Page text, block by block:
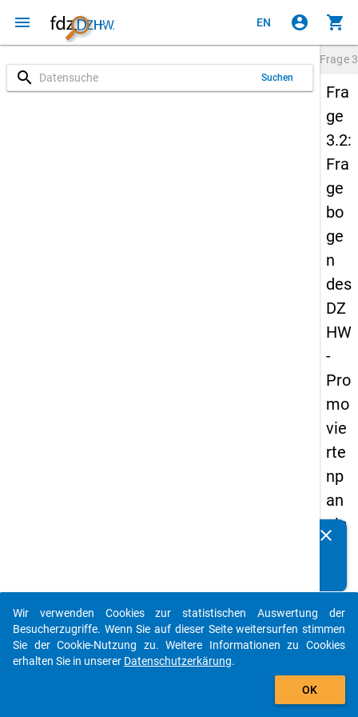
menu EN account_circle shopping_cart
search Suchen
Frage
Fra
ge
3.2:
Fra
ge
bo
ge
n
des
DZ
HW
-
Pro
mo
vie
rte
np
an
els
-
vie
rte
clear
auto_stories
add_shopping_cart
Wir verwenden Cookies zur statistischen Auswertung der
Besucherzugriffe. Wenn Sie auf dieser Seite weitersurfen stimmen
Sie der Cookie-Nutzung zu. Weitere Informationen zu Cookies
erhalten Sie in unserer Datenschutzerkärung.
OK